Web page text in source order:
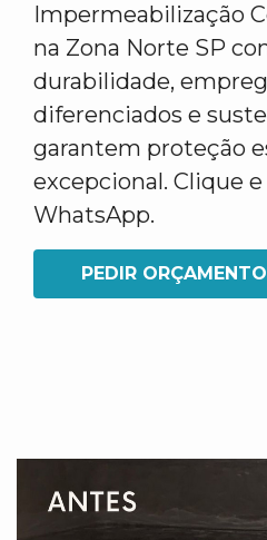
Impermeabilização
na Zona Norte SP
durabilidade,
diferenciados e
garantem proteção
excepcional. Clique
WhatsApp.
PEDIR